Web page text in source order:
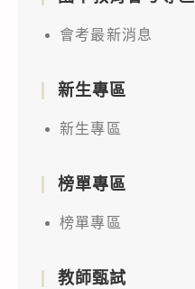
會考最新消息
新生專區
新生專區
榜單專區
榜單專區
教師甄試